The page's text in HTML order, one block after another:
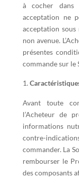
à cocher dans
acceptation ne
acceptation
non avenue.
présentes
commande sur le
Avant toute
l’Acheteur de
informations
contre-
commander. La
rembourser le
des composants